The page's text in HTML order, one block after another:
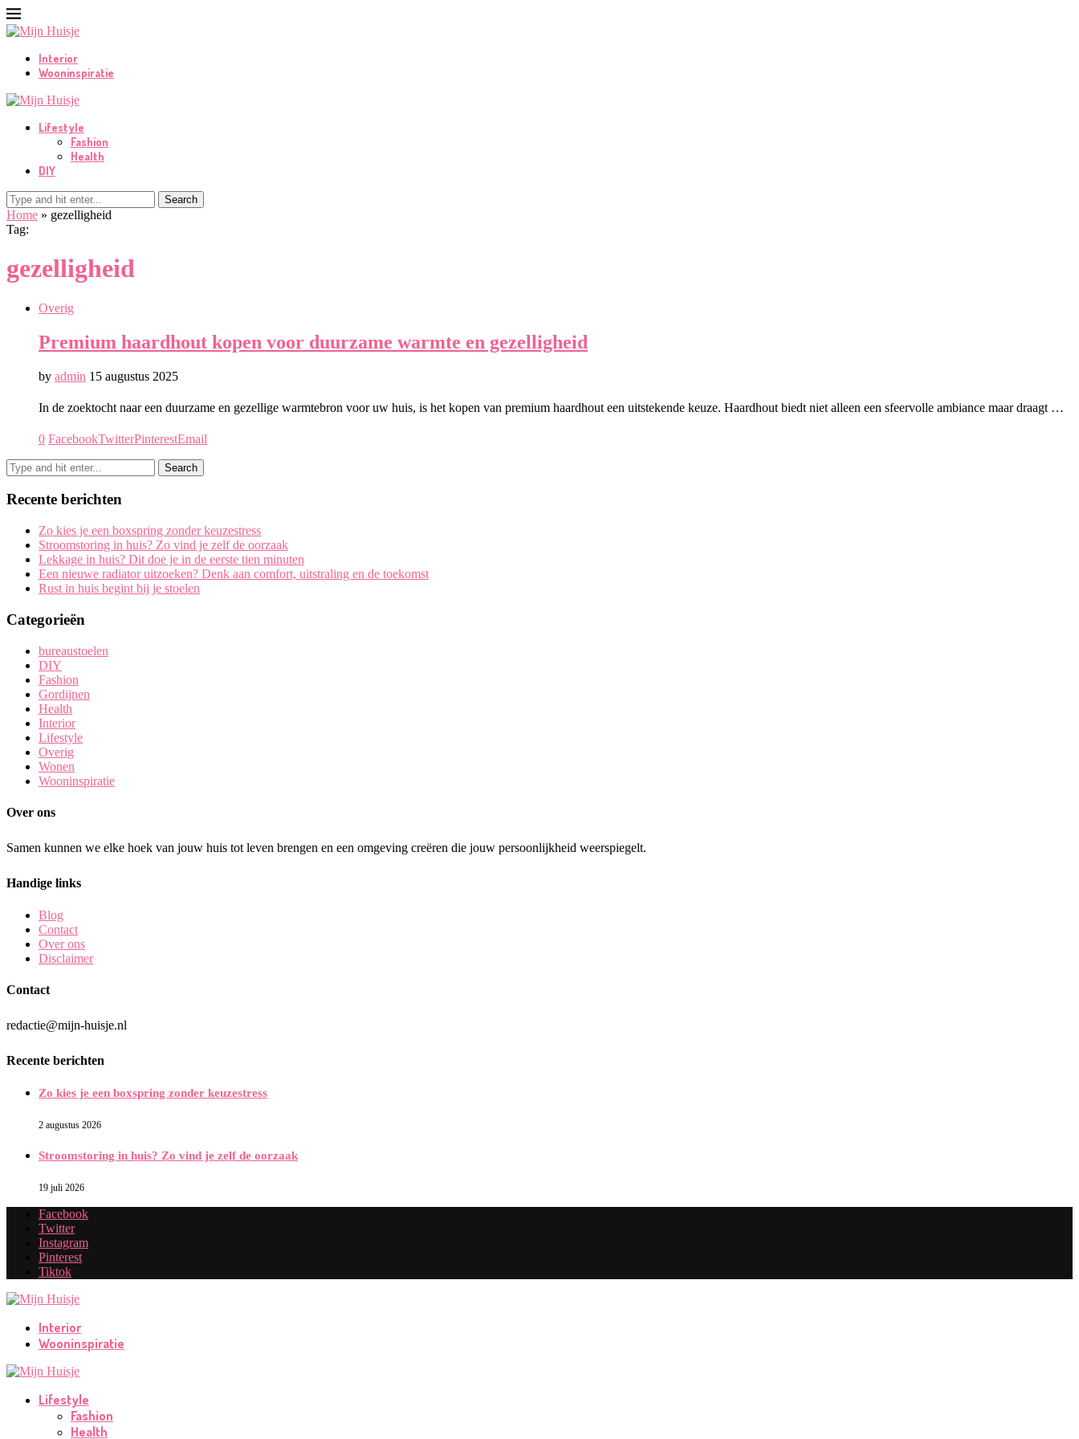
Interior
Wooninspiratie
Lifestyle
Fashion
Health
DIY
Search
Home » gezelligheid
Tag:
gezelligheid
Overig
Premium haardhout kopen voor duurzame warmte en gezelligheid
by admin 15 augustus 2025
In de zoektocht naar een duurzame en gezellige warmtebron voor uw huis, is het kopen van premium haardhout een uitstekende keuze. Haardhout biedt niet alleen een sfeervolle ambiance maar draagt …
0 FacebookTwitterPinterestEmail
Recente berichten
Zo kies je een boxspring zonder keuzestress
Stroomstoring in huis? Zo vind je zelf de oorzaak
Lekkage in huis? Dit doe je in de eerste tien minuten
Een nieuwe radiator uitzoeken? Denk aan comfort, uitstraling en de toekomst
Rust in huis begint bij je stoelen
Categorieën
bureaustoelen
DIY
Fashion
Gordijnen
Health
Interior
Lifestyle
Overig
Wonen
Wooninspiratie
Over ons
Samen kunnen we elke hoek van jouw huis tot leven brengen en een omgeving creëren die jouw persoonlijkheid weerspiegelt.
Handige links
Blog
Contact
Over ons
Disclaimer
Contact
redactie@mijn-huisje.nl
Recente berichten
Zo kies je een boxspring zonder keuzestress
2 augustus 2026
Stroomstoring in huis? Zo vind je zelf de oorzaak
19 juli 2026
Facebook
Twitter
Instagram
Pinterest
Tiktok
Interior
Wooninspiratie
Lifestyle
Fashion
Health